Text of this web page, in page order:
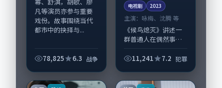
凡等演员亦参与重要
戏份。故事围绕当代
都市中的抉择与...
78,825 6.3 战争
电视剧 2023
主演： 咏梅、沈腾 等
《候鸟熄灭》讲述一
群普通人在偶然事件
的故事，犯罪类型元
长留白叙事，咏梅、
11,241 7.2 犯罪